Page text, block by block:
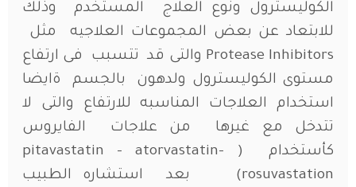
الكوليسترول ونوع العلاج المستخدم وذلك
للابتعاد عن بعض المجموعات العلاجيه مثل
Protease Inhibitors والتى قد تتسبب فى ارتفاع
مستوى الكوليسترول ولدهون بالجسم ةايضا
استخدام العلاجات المناسبه للارتفاع والتى لا
تتدخل مع غيرها من علاجات الفايروس
كأستخدام ( pitavastatin – atorvastatin-
rosuvastation) بعد استشاره الطبيب